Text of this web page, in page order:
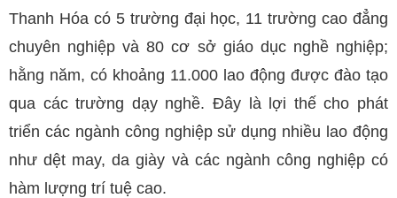
Thanh Hóa có 5 trường đại học, 11 trường cao đẳng
chuyên nghiệp và 80 cơ sở giáo dục nghề nghiệp;
hằng năm, có khoảng 11.000 lao động được đào tạo
qua các trường dạy nghề. Đây là lợi thế cho phát
triển các ngành công nghiệp sử dụng nhiều lao động
như dệt may, da giày và các ngành công nghiệp có
hàm lượng trí tuệ cao.